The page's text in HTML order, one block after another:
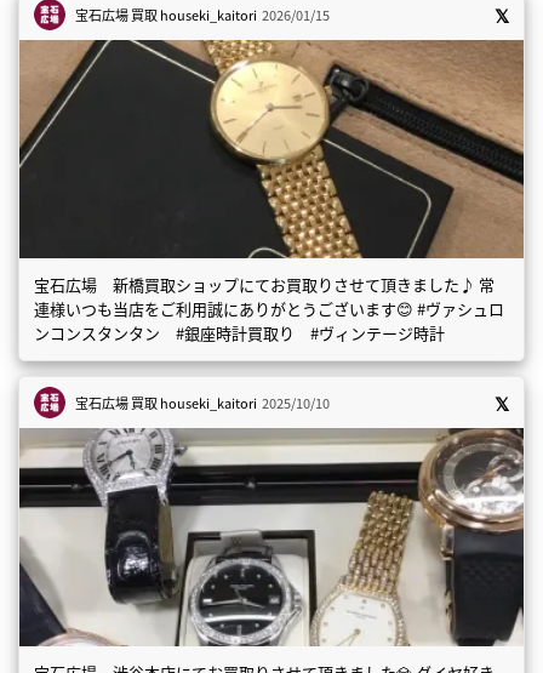
宝石広場 買取houseki_kaitori 2026/01/15
宝石広場 新橋買取ショップにてお買取りさせて頂きました♪ 常
連様いつも当店をご利用誠にありがとうございます😊 #ヴァシュロ
ンコンスタンタン #銀座時計買取り #ヴィンテージ時計
宝石広場 買取houseki_kaitori 2025/10/10